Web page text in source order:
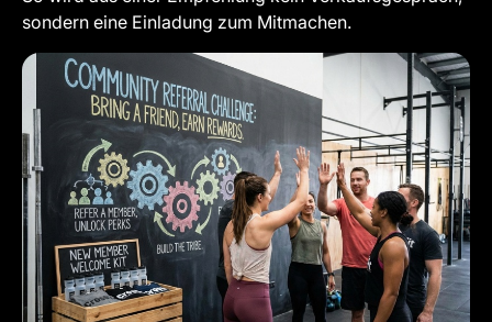
sondern eine Einladung zum Mitmachen.